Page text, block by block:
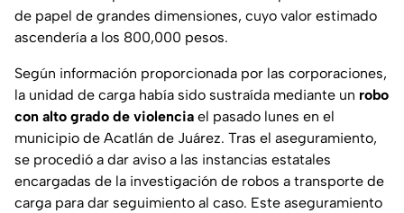
de papel de grandes dimensiones, cuyo valor estimado
ascendería a los 800,000 pesos.
Según información proporcionada por las corporaciones,
la unidad de carga había sido sustraída mediante un robo
con alto grado de violencia el pasado lunes en el
municipio de Acatlán de Juárez. Tras el aseguramiento,
se procedió a dar aviso a las instancias estatales
encargadas de la investigación de robos a transporte de
carga para dar seguimiento al caso. Este aseguramiento